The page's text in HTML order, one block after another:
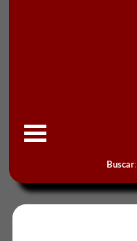
Buscar: